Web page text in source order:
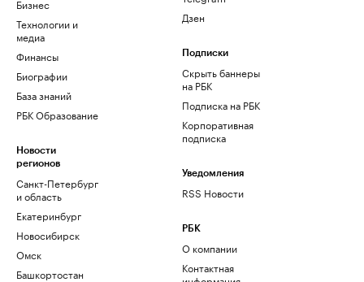
Бизнес
Технологии и
медиа
Финансы
Биографии
База знаний
РБК Образование
Новости
регионов
Санкт-Петербург
и область
Екатеринбург
Новосибирск
Омск
Башкортостан
Дзен
Подписки
Скрыть баннеры
на РБК
Подписка на РБК
Корпоративная
подписка
Уведомления
RSS Новости
РБК
О компании
Контактная